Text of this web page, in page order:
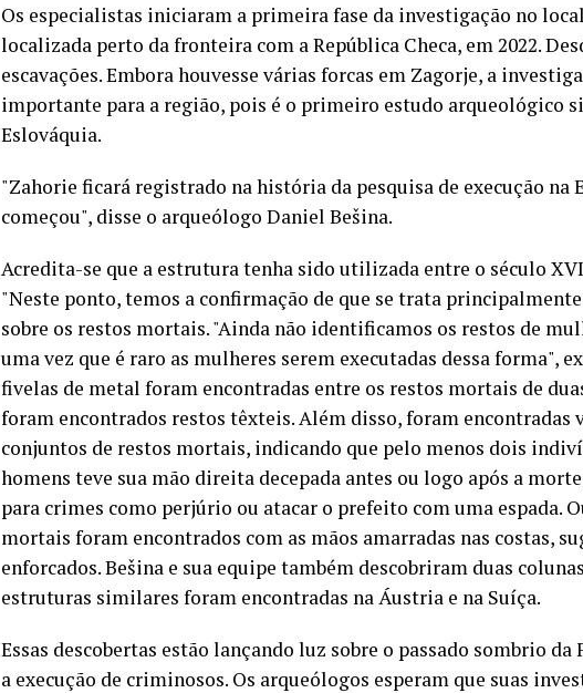
Os especialistas iniciaram a primeira fase da investigação no
localizada perto da fronteira com a República Checa, em 2022.
escavações. Embora houvesse várias forcas em Zagorje, a
importante para a região, pois é o primeiro estudo arqueológico
Eslováquia.
"Zahorie ficará registrado na história da pesquisa de execução na
começou", disse o arqueólogo Daniel Bešina.
Acredita-se que a estrutura tenha sido utilizada entre o século
"Neste ponto, temos a confirmação de que se trata
sobre os restos mortais. "Ainda não identificamos os restos de
uma vez que é raro as mulheres serem executadas dessa forma",
fivelas de metal foram encontradas entre os restos mortais de
foram encontrados restos têxteis. Além disso, foram encontradas
conjuntos de restos mortais, indicando que pelo menos dois
homens teve sua mão direita decepada antes ou logo após a
para crimes como perjúrio ou atacar o prefeito com uma espada.
mortais foram encontrados com as mãos amarradas nas costas,
enforcados. Bešina e sua equipe também descobriram duas
estruturas similares foram encontradas na Áustria e na Suíça.
Essas descobertas estão lançando luz sobre o passado sombrio
a execução de criminosos. Os arqueólogos esperam que suas